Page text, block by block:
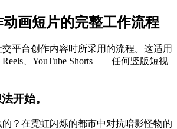
画短片的完整工作流程
平台创作内容时所采用的流程。这适用
Reels、YouTube Shorts——任何竖版短视
开始。
？在霓虹闪烁的都市中对抗暗影怪物的